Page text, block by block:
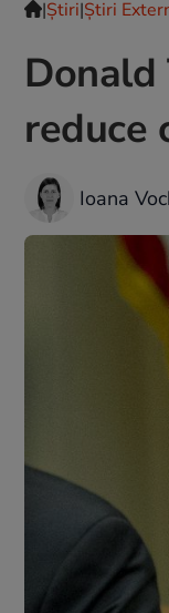
|Ştiri|Știri
Donald
reduce
Ioana